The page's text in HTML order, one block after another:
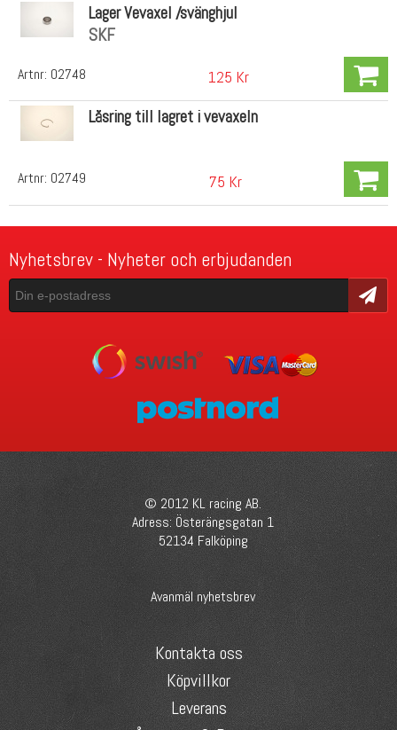
Artnr: 02748
Lager Vevaxel /svänghjul
SKF
125 Kr
Artnr: 02749
Låsring till lagret i vevaxeln
75 Kr
Nyhetsbrev - Nyheter och erbjudanden
Skicka
© 2012 KL racing AB.
Adress: Österängsgatan 1
52134 Falköping
Avanmäl nyhetsbrev
Kontakta oss
Köpvillkor
Leverans